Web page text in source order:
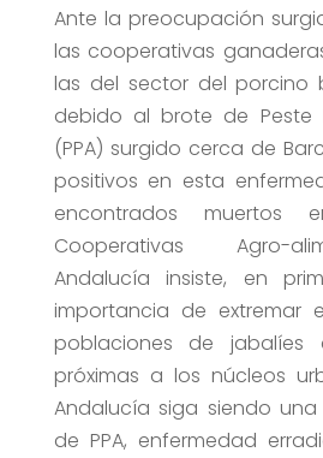
Ante la preocupación
las cooperativas
las del sector del porcino
debido al brote de Peste
(PPA) surgido cerca de
positivos en esta
encontrados muertos
Cooperativas Agro-
Andalucía insiste, en
importancia de extremar
poblaciones de jabalíes
próximas a los núcleos
Andalucía siga siendo
de PPA, enfermedad